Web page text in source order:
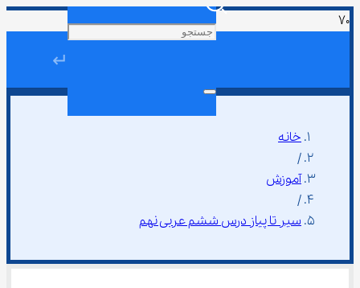
↵
خانه
/
آموزش
/
سیر تا پیاز درس ششم عربی نهم